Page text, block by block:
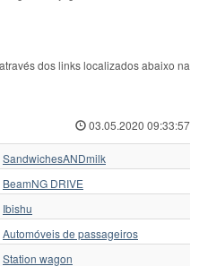
dos links localizados abaixo na
03.05.2020 09:33:57
SandwichesANDmilk
BeamNG DRIVE
Ibishu
Automóveis de passageiros
Station wagon